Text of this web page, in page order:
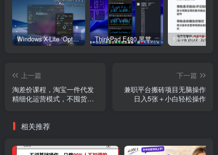
Windows X-Lite ‘Optimum 11’ 25H2 Pro v2 ThinkPad E480 黑苹果完美Tahoe的EFI分享（2026.03.01更新） 抖音V36.5.0 内
上一篇
淘差价课程，淘宝一件代发
精细化运营模式，不囤货低
下一篇
兼职平台搬砖项目无脑操作
日入5张＋小白轻松操作
相关推荐